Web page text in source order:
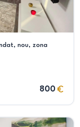
nou, zona
800